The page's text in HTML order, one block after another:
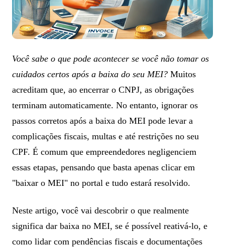
Você sabe o que pode acontecer se você não tomar os
cuidados certos após a baixa do seu MEI? Muitos
acreditam que, ao encerrar o CNPJ, as obrigações
terminam automaticamente. No entanto, ignorar os
passos corretos após a baixa do MEI pode levar a
complicações fiscais, multas e até restrições no seu
CPF. É comum que empreendedores negligenciem
essas etapas, pensando que basta apenas clicar em
"baixar o MEI" no portal e tudo estará resolvido.
Neste artigo, você vai descobrir o que realmente
significa dar baixa no MEI, se é possível reativá-lo, e
como lidar com pendências fiscais e documentações